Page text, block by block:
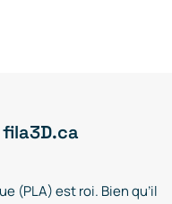
(PLA) est roi. Bien qu’il